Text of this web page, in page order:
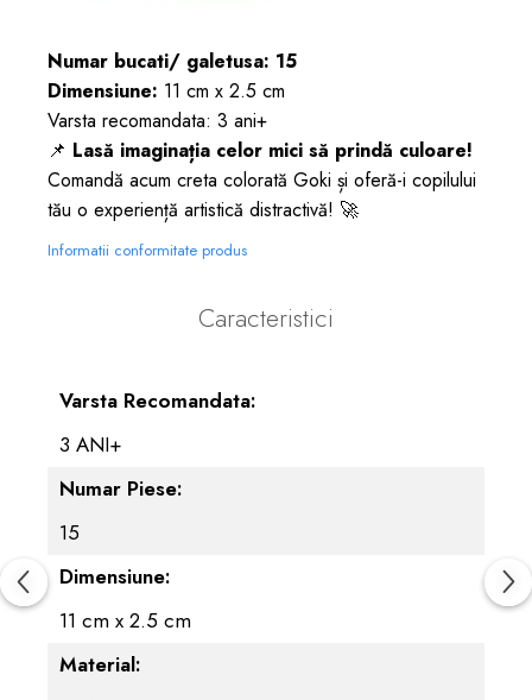
Numar bucati/ galetusa: 15
Dimensiune: 11 cm x 2.5 cm
Varsta recomandata: 3 ani+
📌 Lasă imaginația celor mici să prindă culoare!
Comandă acum creta colorată Goki și oferă-i copilului
tău o experiență artistică distractivă! 🚀
Informatii conformitate produs
Caracteristici
Varsta Recomandata:
3 ANI+
Numar Piese:
15
Dimensiune:
11 cm x 2.5 cm
Material: